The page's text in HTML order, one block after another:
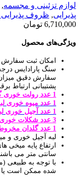
لوازم تزئینی و مجسمه,
پذیرایی, ظروف
6,710,000 تومان
ویژگی‌های محصول
امکان ثبت
سنگ پارادایس
سفارش دقیق میزان
پشتیبانی ارتباط
1 عدد رولت خوری گرد به قطر 30 سانتی متر
1 عدد میوه خوری لبه دار به قطر 30 سانتی متر
1 عدد آجیل خوری لبه دار به قطر 25 سانتی متر
3 عدد شکلات خوری متوسط به قطر 15سانتی متر
1 عدد گلدان مخروطی ایستاده
لبه آجیل خوری و میوه
سانتی متر می
با توجه به
شده ممکن است